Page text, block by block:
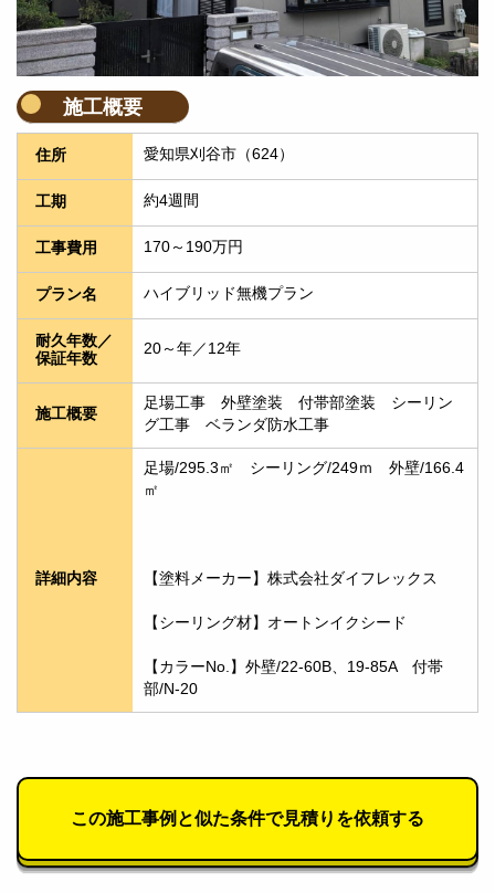
施工概要
住所 愛知県刈谷市（624）
工期 約4週間
工事費用 170～190万円
プラン名 ハイブリッド無機プラン
耐久年数／
保証年数
20～年／12年
施工概要
足場工事　外壁塗装　付帯部塗装　シーリン
グ工事　ベランダ防水工事
詳細内容
足場/295.3㎡　シーリング/249ｍ　外壁/166.4
㎡
【塗料メーカー】株式会社ダイフレックス
【シーリング材】オートンイクシード
【カラーNo.】外壁/22-60B、19-85A　付帯
部/N-20
この施工事例と似た条件で見積りを依頼する